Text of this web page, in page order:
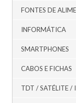
FONTES DE
INFORMÁTICA
SMARTPHONES
CABOS E FICHAS
TDT / SATÉLITE /